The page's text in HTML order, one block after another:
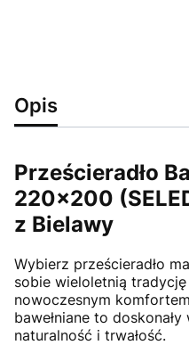
Opis
Prześcieradło
220x200
z Bielawy
Wybierz prześcieradło
sobie wieloletnią
nowoczesnym
bawełniane to
naturalność i trwałość.